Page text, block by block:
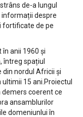
de-a lungul
informații despre
fortificate de pe
anii 1960 și
întreg spațiul
din nordul Africii și
15 ani.Proiectul
coerent ce
ansamblurilor
domeniunlui în